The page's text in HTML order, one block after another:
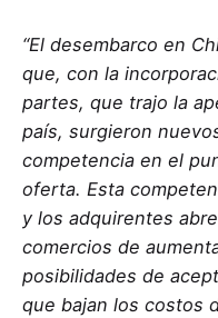
“El desembarco en
que, con la
partes, que trajo la
país, surgieron
competencia en el
oferta. Esta
y los adquirentes
comercios de
posibilidades de
que bajan los costos